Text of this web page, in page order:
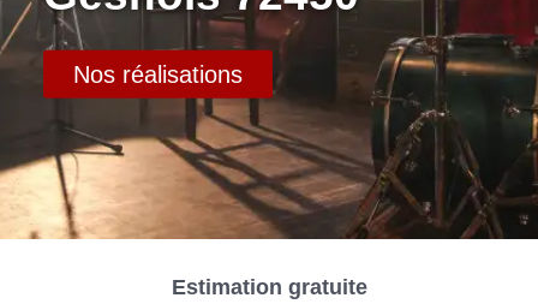
Nos réalisations
Estimation gratuite